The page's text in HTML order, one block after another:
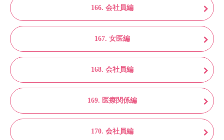
166. 会社員編
167. 女医編
168. 会社員編
169. 医療関係編
170. 会社員編